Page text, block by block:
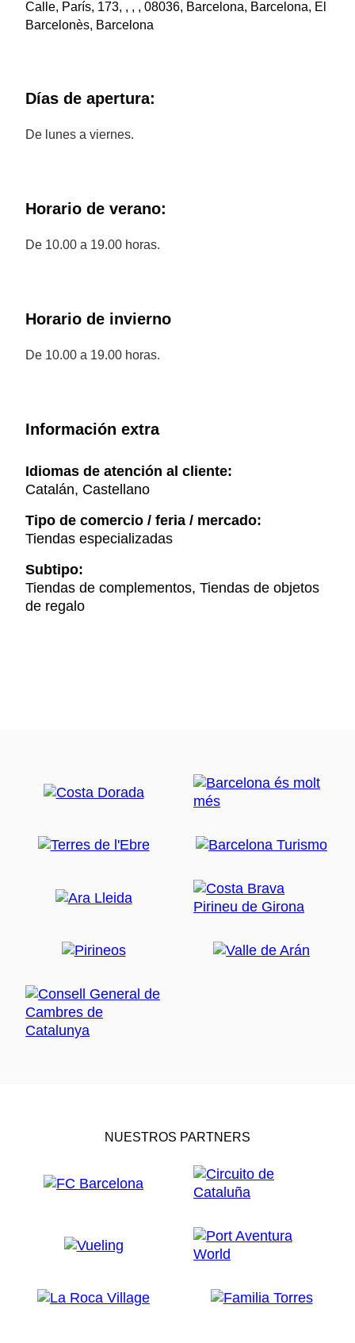
Calle, París, 173, , , , 08036, Barcelona, Barcelona, El
Barcelonès, Barcelona
Días de apertura:
De lunes a viernes.
Horario de verano:
De 10.00 a 19.00 horas.
Horario de invierno
De 10.00 a 19.00 horas.
Información extra
Idiomas de atención al cliente:
Catalán, Castellano
Tipo de comercio / feria / mercado:
Tiendas especializadas
Subtipo:
Tiendas de complementos, Tiendas de objetos
de regalo
NUESTROS PARTNERS